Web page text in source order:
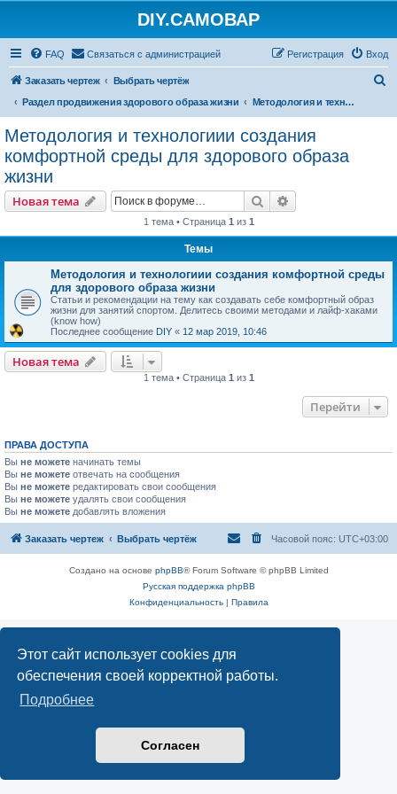
Этот сайт использует cookies для
обеспечения своей корректной работы.
Подробнее
Согласен
DIY.САМОВАР
FAQ Связаться с администрацией Вход
Регистрация
Заказать чертеж
Выбрать чертёж
Раздел продвижения здорового образа жизни
Методология и технологиии создания комфортной среды для здорового образа жизни
Методология и технологиии создания
комфортной среды для здорового образа
жизни
Новая тема Поиск
1 тема • Страница 1 из 1
Темы
Методология и технологиии создания комфортной среды
для здорового образа жизни
Статьи и рекомендации на тему как создавать себе комфортный образ
жизни для занятий спортом. Делитесь своими методами и лайф-хаками
(know how)
Последнее сообщение DIY « 12 мар 2019, 10:46
Новая тема
1 тема • Страница 1 из 1
Перейти
ПРАВА ДОСТУПА
Вы не можете начинать темы
Вы не можете отвечать на сообщения
Вы не можете редактировать свои сообщения
Вы не можете удалять свои сообщения
Вы не можете добавлять вложения
Заказать чертеж Выбрать чертёж Часовой пояс: UTC+03:00
Создано на основе phpBB® Forum Software © phpBB Limited
Русская поддержка phpBB
Конфиденциальность| Правила